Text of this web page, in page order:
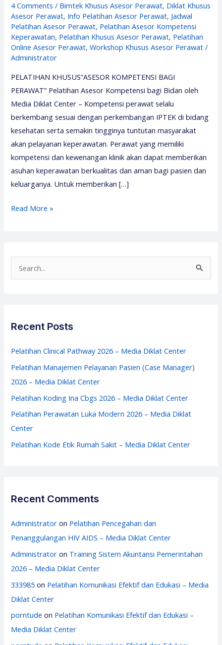
4 Comments / Bimtek Khusus Asesor Perawat, Diklat Khusus
Asesor Perawat, Info Pelatihan Asesor Perawat, Jadwal
Pelatihan Asesor Perawat, Pelatihan Asesor Kompetensi
Keperawatan, Pelatihan Khusus Asesor Perawat, Pelatihan
Online Asesor Perawat,Workshop Khusus Asesor Perawat /
Administrator
PELATIHAN KHUSUS“ASESOR KOMPETENSI BAGI
PERAWAT” Pelatihan Asesor Kompetensi bagi Bidan oleh
Media Diklat Center – Kompetensi perawat selalu
berkembang sesuai dengan perkembangan IPTEK di bidang
kesehatan serta semakin tingginya tuntutan masyarakat
akan pelayanan keperawatan. Perawat yang memiliki
kompetensi dan kewenangan klinik akan dapat memberikan
asuhan keperawatan berkualitas dan aman bagi pasien dan
keluarganya. Untuk memberikan […]
Pelatihan
Read More »
e
c
f
o
r
Recent Posts
Pelatihan Clinical Pathway 2026 – Media Diklat Center
Pelatihan Manajemen Pelayanan Pasien (Case Manager)
2026 – Media Diklat Center
Pelatihan Koding Ina Cbgs 2026 – Media Diklat Center
Pelatihan Perawatan Luka Modern 2026 – Media Diklat
Center
Pelatihan Kode Etik Rumah Sakit – Media Diklat Center
Recent Comments
Administrator on Pelatihan Pencegahan dan
Penanggulangan HIV AIDS – Media Diklat Center
Administrator on Training Sistem Akuntansi Pemerintahan
2026 – Media Diklat Center
333985 on Pelatihan Komunikasi Efektif dan Edukasi – Media
Diklat Center
porntude on Pelatihan Komunikasi Efektif dan Edukasi –
Media Diklat Center